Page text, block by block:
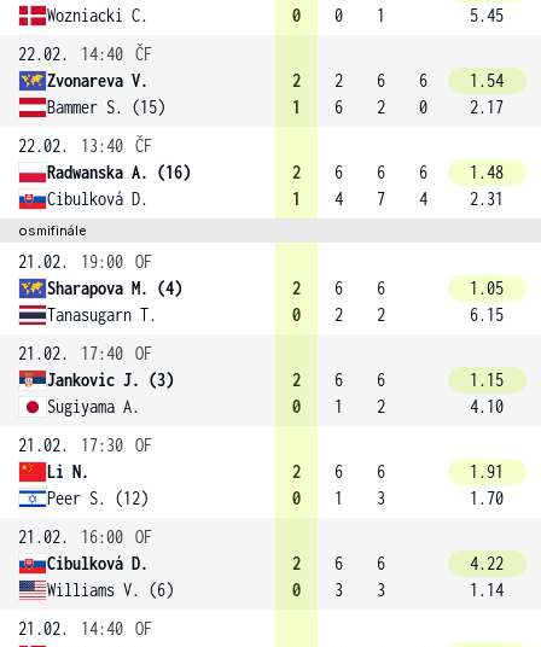
Wozniacki C. 0 0 1
5.45
22.02.
14:40 ČF
Zvonareva V.
Bammer S. (15)
2
1
2
6
6
2
6
0
1.54
2.17
22.02.
13:40 ČF
Radwanska A. (16)
Cibulková D.
2
1
6
4
6
7
6
4
1.48
2.31
osmifinále
21.02. 19:00 OF
Sharapova M. (4)
Tanasugarn T.
2
0
6
2
6
2
1.05
6.15
21.02.
17:40 OF
Jankovic J. (3)
Sugiyama A.
2
0
6
1
6
2
1.15
4.10
21.02.
17:30 OF
Li N.
Peer S. (12)
2
0
6
1
6
3
1.91
1.70
21.02.
16:00 OF
Cibulková D.
Williams V. (6)
2
0
6
3
6
3
4.22
1.14
21.02.
14:40 OF